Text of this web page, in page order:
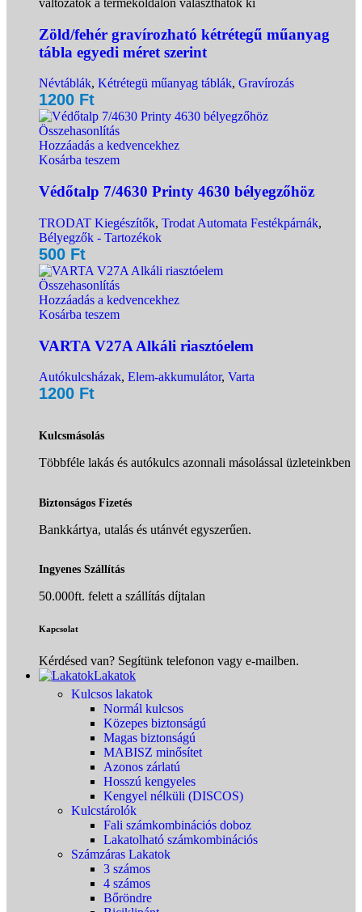
változatok a termékoldalon választhatók ki
Zöld/fehér gravírozható kétrétegű műanyag
tábla egyedi méret szerint
Névtáblák, Kétrétegü műanyag táblák, Gravírozás
1200 Ft
Összehasonlítás
Hozzáadás a kedvencekhez
Kosárba teszem
Védőtalp 7/4630 Printy 4630 bélyegzőhöz
TRODAT Kiegészítők, Trodat Automata Festékpárnák,
Bélyegzők - Tartozékok
500 Ft
Összehasonlítás
Hozzáadás a kedvencekhez
Kosárba teszem
VARTA V27A Alkáli riasztóelem
Autókulcsházak, Elem-akkumulátor, Varta
1200 Ft
Kulcsmásolás
Többféle lakás és autókulcs azonnali másolással üzleteinkben
Biztonságos Fizetés
Bankkártya, utalás és utánvét egyszerűen.
Ingyenes Szállítás
50.000ft. felett a szállítás díjtalan
Kapcsolat
Kérdésed van? Segítünk telefonon vagy e-mailben.
Lakatok
Kulcsos lakatok
Normál kulcsos
Közepes biztonságú
Magas biztonságú
MABISZ minősítet
Azonos zárlatú
Hosszú kengyeles
Kengyel nélküli (DISCOS)
Kulcstárolók
Fali számkombinációs doboz
Lakatolható számkombinációs
Számzáras Lakatok
3 számos
4 számos
Bőröndre